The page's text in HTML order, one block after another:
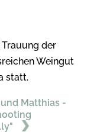
Trauung der
Weingut
statt.
Matthias -